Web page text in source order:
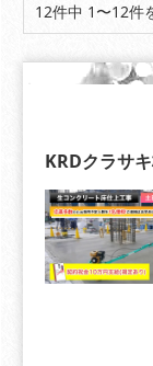
12件中 1〜12件
KRDクラサ